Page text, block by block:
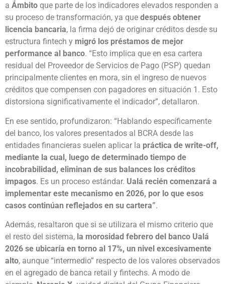
a Ámbito que parte de los indicadores elevados responden a
su proceso de transformación, ya que después obtener
licencia bancaria, la firma dejó de originar créditos desde su
estructura fintech y migró los préstamos de mejor
performance al banco. “Esto implica que en esa cartera
residual del Proveedor de Servicios de Pago (PSP) quedan
principalmente clientes en mora, sin el ingreso de nuevos
créditos que compensen con pagadores en situación 1. Esto
distorsiona significativamente el indicador”, detallaron.
En ese sentido, profundizaron: “Hablando específicamente
del banco, los valores presentados al BCRA desde las
entidades financieras suelen aplicar la práctica de write-off,
mediante la cual, luego de determinado tiempo de
incobrabilidad, eliminan de sus balances los créditos
impagos. Es un proceso estándar. Ualá recién comenzará a
implementar este mecanismo en 2026, por lo que esos
casos continúan reflejados en su cartera”.
Además, resaltaron que si se utilizara el mismo criterio que
el resto del sistema, la morosidad febrero del banco Ualá
2026 se ubicaría en torno al 17%, un nivel excesivamente
alto, aunque “intermedio” respecto de los valores observados
en el agregado de banca retail y fintechs. A modo de